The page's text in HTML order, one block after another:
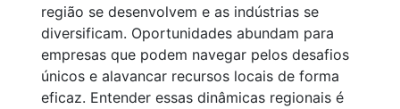
região se desenvolvem e as indústrias se
diversificam. Oportunidades abundam para
empresas que podem navegar pelos desafios
únicos e alavancar recursos locais de forma
eficaz. Entender essas dinâmicas regionais é